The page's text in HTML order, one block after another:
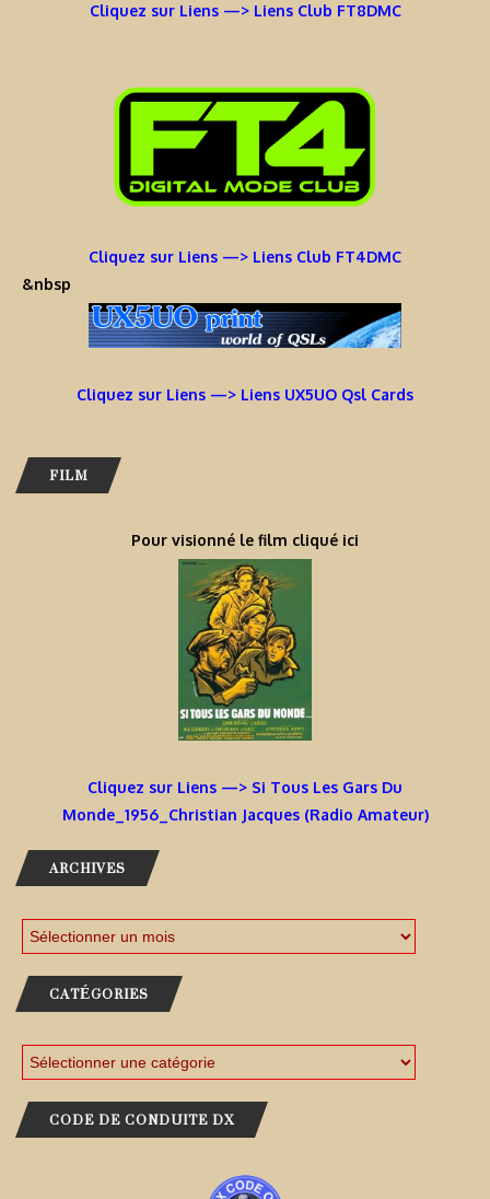
Cliquez sur Liens —> Liens Club FT8DMC
Cliquez sur Liens —> Liens Club FT4DMC
&nbsp
Cliquez sur Liens —> Liens UX5UO Qsl Cards
FILM
Pour visionné le film cliqué ici
Cliquez sur Liens —> Si Tous Les Gars Du
Monde_1956_Christian Jacques (Radio Amateur)
ARCHIVES
CATÉGORIES
CODE DE CONDUITE DX